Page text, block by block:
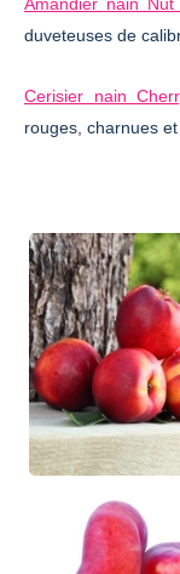
Amandier nain
duveteuses de
Cerisier nain
rouges, charnues